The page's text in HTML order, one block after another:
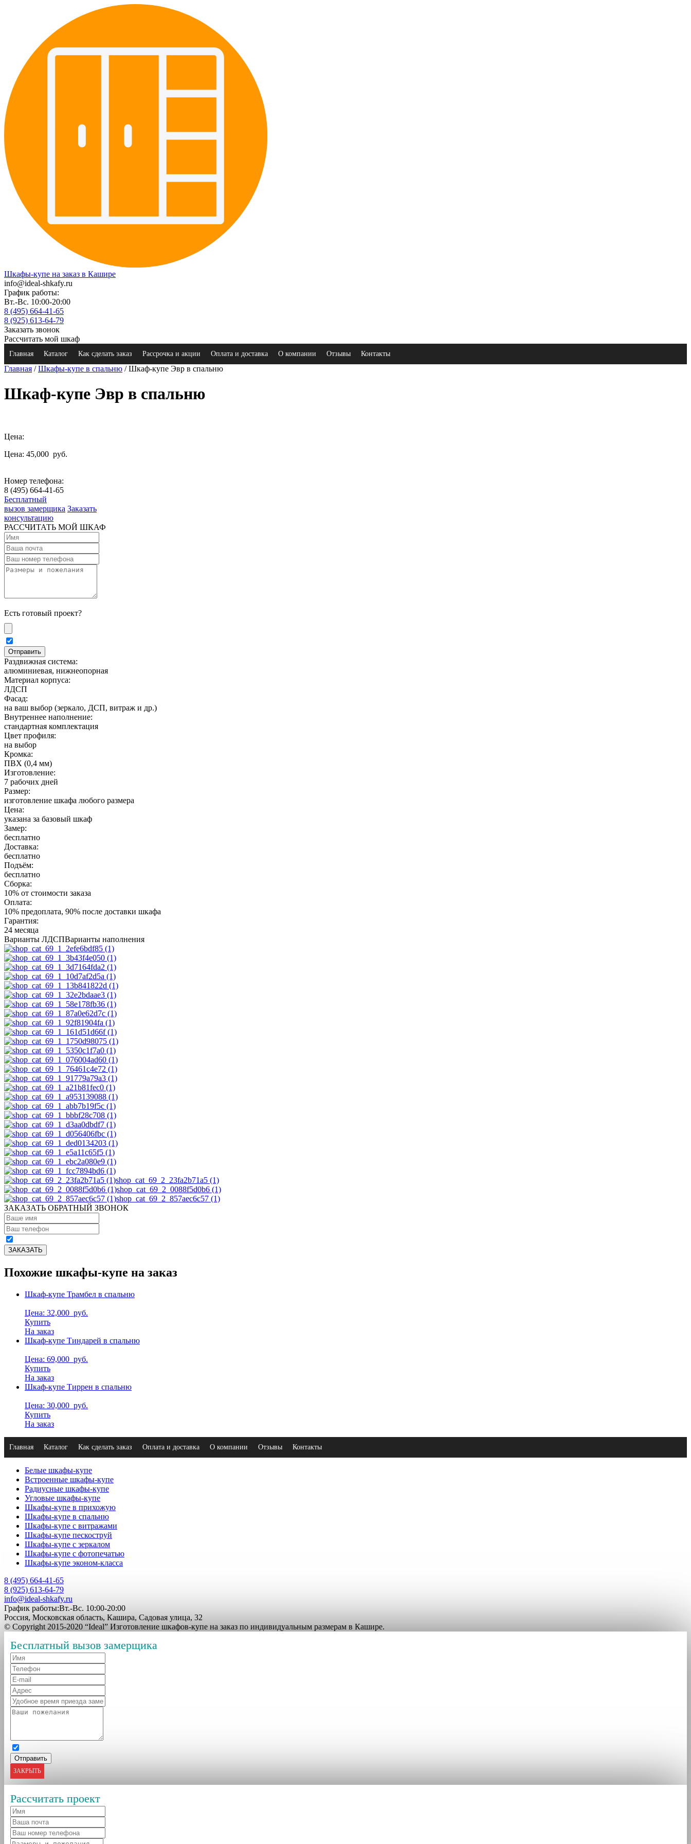
Шкафы-купе на заказ в Кашире
info@ideal-shkafy.ru
График работы:
Вт.-Вс. 10:00-20:00
8 (495) 664-41-65
8 (925) 613-64-79
Заказать звонок
Рассчитать мой шкаф
Главная Каталог Как сделать заказ Рассрочка и акции Оплата и доставка О компании Отзывы Контакты
Главная /Шкафы-купе в спальню / Шкаф-купе Эвр в спальню
Шкаф-купе Эвр в спальню
Цена:
Цена: 45,000 руб.
Номер телефона:
8 (495) 664-41-65
Бесплатный
вызов замерщика Заказать
консультацию
РАССЧИТАТЬ МОЙ ШКАФ
Есть готовый проект?
Раздвижная система:
алюминиевая, нижнеопорная
Материал корпуса:
ЛДСП
Фасад:
на ваш выбор (зеркало, ДСП, витраж и др.)
Внутреннее наполнение:
стандартная комплектация
Цвет профиля:
на выбор
Кромка:
ПВХ (0,4 мм)
Изготовление:
7 рабочих дней
Размер:
изготовление шкафа любого размера
Цена:
указана за базовый шкаф
Замер:
бесплатно
Доставка:
бесплатно
Подъём:
бесплатно
Сборка:
10% от стоимости заказа
Оплата:
10% предоплата, 90% после доставки шкафа
Гарантия:
24 месяца
Варианты ЛДСПВарианты наполнения
shop_cat_69_2_23fa2b71a5 (1)
shop_cat_69_2_0088f5d0b6 (1)
shop_cat_69_2_857aec6c57 (1)
ЗАКАЗАТЬ ОБРАТНЫЙ ЗВОНОК
Похожие шкафы-купе на заказ
Шкаф-купе Трамбел в спальню
Цена: 32,000 руб.
Купить
На заказ
Шкаф-купе Тиндарей в спальню
Цена: 69,000 руб.
Купить
На заказ
Шкаф-купе Тиррен в спальню
Цена: 30,000 руб.
Купить
На заказ
Главная Каталог Как сделать заказ Оплата и доставка О компании Отзывы Контакты
Белые шкафы-купе
Встроенные шкафы-купе
Радиусные шкафы-купе
Угловые шкафы-купе
Шкафы-купе в прихожую
Шкафы-купе в спальню
Шкафы-купе с витражами
Шкафы-купе пескоструй
Шкафы-купе с зеркалом
Шкафы-купе с фотопечатью
Шкафы-купе эконом-класса
8 (495) 664-41-65
8 (925) 613-64-79
info@ideal-shkafy.ru
График работы:Вт.-Вс. 10:00-20:00
Россия, Московская область, Кашира, Садовая улица, 32
© Copyright 2015-2020 “Ideal” Изготовление шкафов-купе на заказ по индивидуальным размерам в Кашире.
Бесплатный вызов замерщика
ЗАКРЫТЬ
Рассчитать проект